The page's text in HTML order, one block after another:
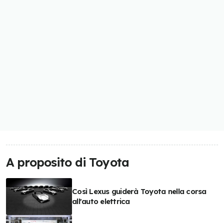
A proposito di Toyota
Così Lexus guiderà Toyota nella corsa
all'auto elettrica